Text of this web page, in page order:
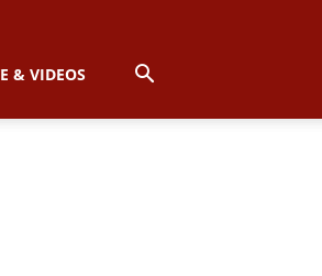
& VIDEOS